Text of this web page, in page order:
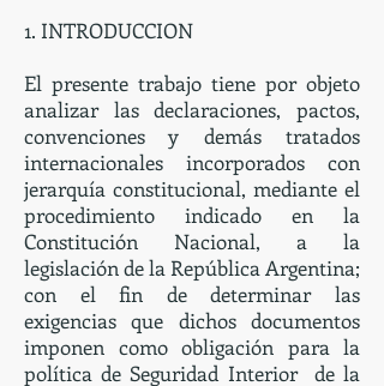
1. INTRODUCCION
El presente trabajo tiene por objeto
analizar las declaraciones, pactos,
convenciones y demás tratados
internacionales incorporados con
jerarquía constitucional, mediante el
procedimiento indicado en la
Constitución Nacional, a la
legislación de la República Argentina;
con el fin de determinar las
exigencias que dichos documentos
imponen como obligación para la
política de Seguridad Interior de la